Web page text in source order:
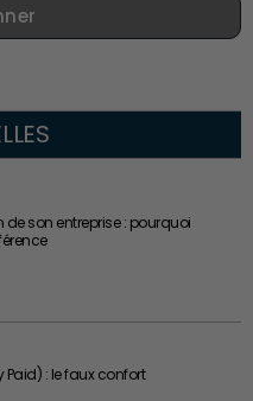
de son entreprise : pourquoi
Paid) : le faux confort